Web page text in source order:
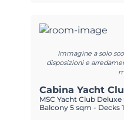
Immagine a solo
disposizioni e
Cabina Yacht
MSC Yacht Club
Balcony 5 sqm - Decks